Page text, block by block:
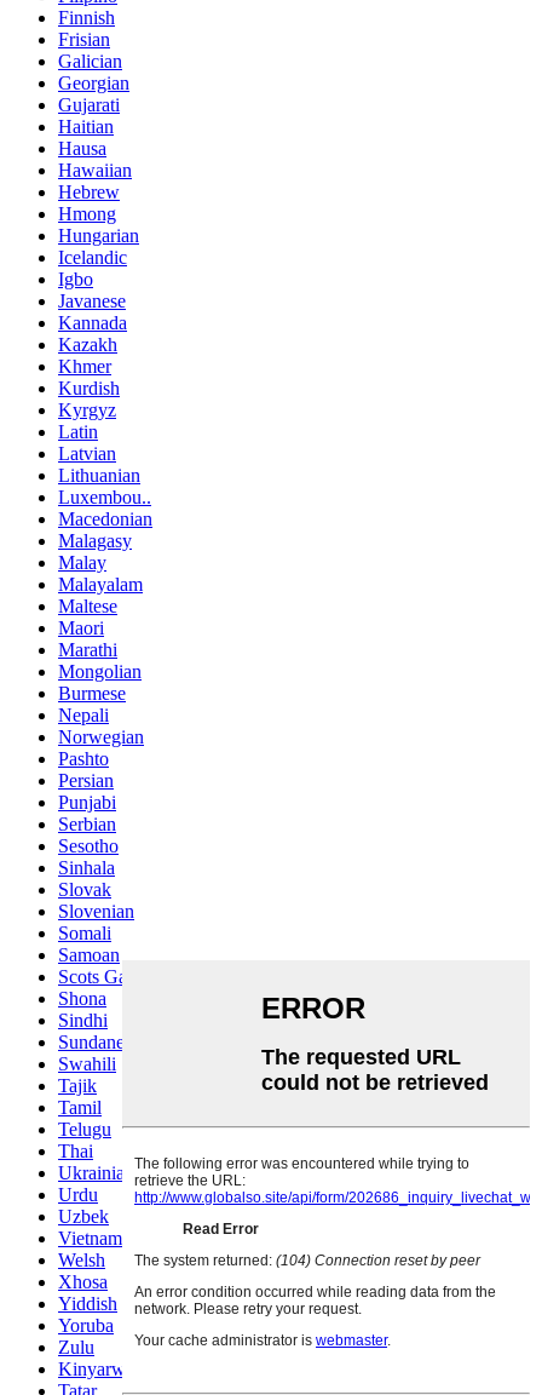
Finnish
Frisian
Galician
Georgian
Gujarati
Haitian
Hausa
Hawaiian
Hebrew
Hmong
Hungarian
Icelandic
Igbo
Javanese
Kannada
Kazakh
Khmer
Kurdish
Kyrgyz
Latin
Latvian
Lithuanian
Luxembou..
Macedonian
Malagasy
Malay
Malayalam
Maltese
Maori
Marathi
Mongolian
Burmese
Nepali
Norwegian
Pashto
Persian
Punjabi
Serbian
Sesotho
Sinhala
Slovak
Slovenian
Somali
Samoan
Scots Gaelic
Shona
Sindhi
Sundanese
Swahili
Tajik
Tamil
Telugu
Thai
Ukrainian
Urdu
Uzbek
Vietnamese
Welsh
Xhosa
Yiddish
Yoruba
Zulu
Kinyarwanda